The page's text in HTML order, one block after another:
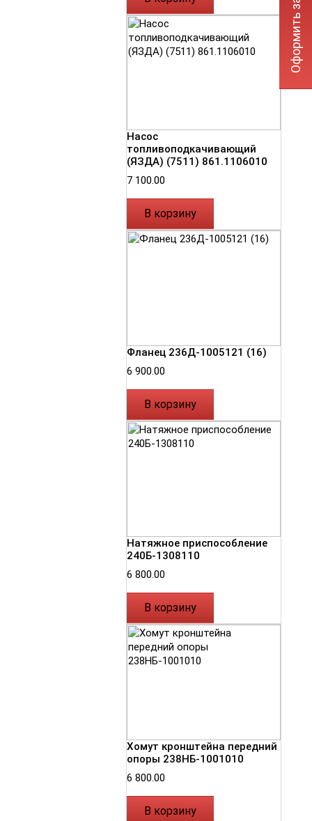
Насос
топливоподкачивающий
(ЯЗДА) (7511) 861.1106010
7 100.00
В корзину
Фланец 236Д-1005121 (16)
6 900.00
В корзину
Натяжное приспособление
240Б-1308110
6 800.00
В корзину
Хомут кронштейна передний
опоры 238НБ-1001010
6 800.00
В корзину
Оформить заявку